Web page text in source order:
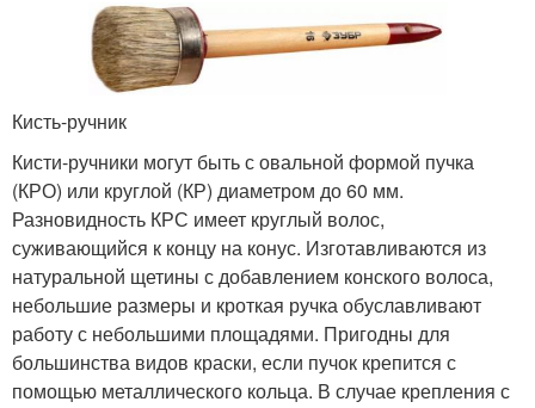
Кисть-ручник
Кисти-ручники могут быть с овальной формой пучка
(КРО) или круглой (КР) диаметром до 60 мм.
Разновидность КРС имеет круглый волос,
суживающийся к концу на конус. Изготавливаются из
натуральной щетины с добавлением конского волоса,
небольшие размеры и кроткая ручка обуславливают
работу с небольшими площадями. Пригодны для
большинства видов краски, если пучок крепится с
помощью металлического кольца. В случае крепления с